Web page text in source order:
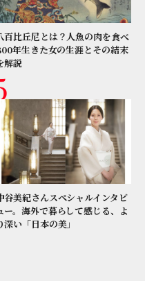
百比丘尼とは？人魚の肉を食べ
年生きた女の生涯とその結末
解説
谷美紀さんスペシャルインタビ
ー。海外で暮らして感じる、よ
深い「日本の美」